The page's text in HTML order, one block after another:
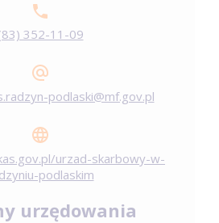
352-11-09
podlaski@mf.gov.pl
urzad-skarbowy-w-
podlaskim
urzędowania